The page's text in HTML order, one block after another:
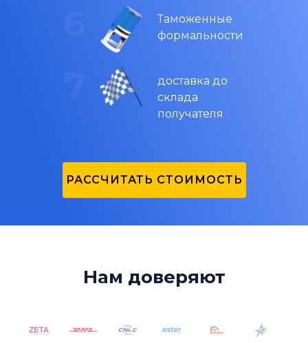
Таможенные
формальности
доставка до
склада
получателя
РАССЧИТАТЬ СТОИМОСТЬ
Нам доверяют